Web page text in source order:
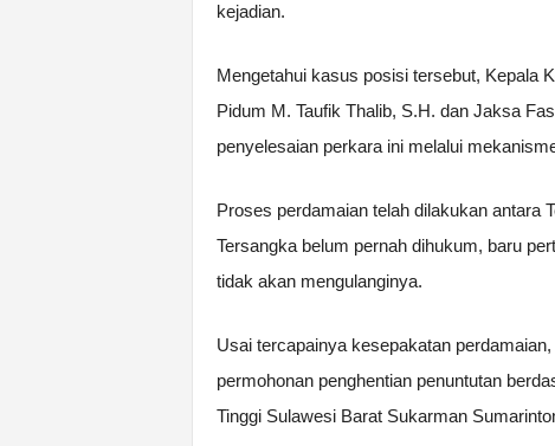
kejadian.
Mengetahui kasus posisi tersebut, Kepala
Pidum M. Taufik Thalib, S.H. dan Jaksa
penyelesaian perkara ini melalui
Proses perdamaian telah dilakukan antara
Tersangka belum pernah dihukum, baru
tidak akan mengulanginya.
Usai tercapainya kesepakatan
permohonan penghentian penuntutan
Tinggi Sulawesi Barat Sukarman